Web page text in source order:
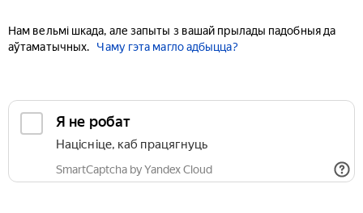
Нам вельмі шкада, але запыты з вашай прылады падобныя да
аўтаматычных.
Чаму гэта магло адбыцца?
Я не робат
Націсніце, каб працягнуць
SmartCaptcha by Yandex Cloud